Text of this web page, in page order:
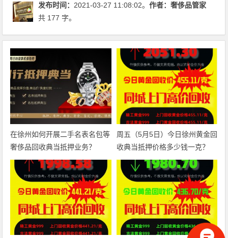
发布时间： 2021-03-27 11:08:02。作者：奢侈品管家
共 177 字。
在徐州如何开展二手名表名包等
奢侈品回收典当抵押业务？
周五（5月5日）今日徐州黄金回
收典当抵押价格多少钱一克？